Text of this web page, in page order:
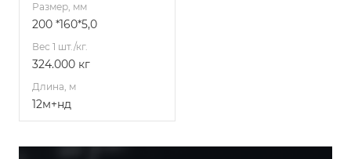
Размер, мм
200 *160*5,0
Вес 1 шт./кг.
324.000 кг
Длина, м
12м+нд